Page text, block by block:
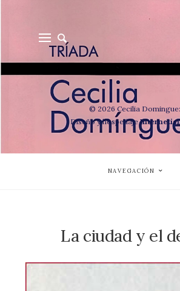
© 2026 Cecilia
Diseño y hospedaje
NAVEGACIÓN
La ciudad y el